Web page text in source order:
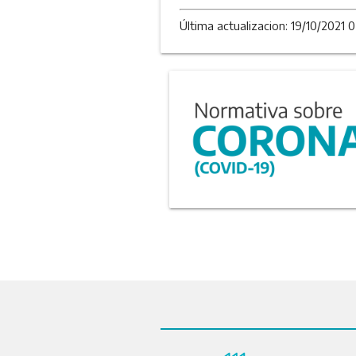
Última actualizacion: 19/10/2021